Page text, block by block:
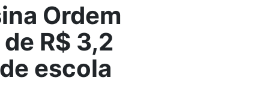
Ordem
R$ 3,2
escola